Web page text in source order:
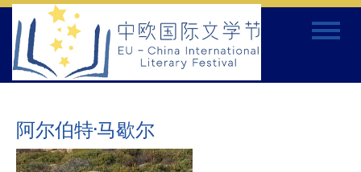
Skip
content
Toggle
阿尔伯特·马歇尔